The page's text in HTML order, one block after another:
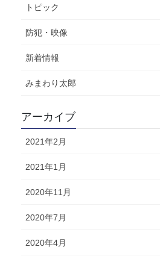
トピック
防犯・映像
新着情報
みまわり太郎
アーカイブ
2021年2月
2021年1月
2020年11月
2020年7月
2020年4月